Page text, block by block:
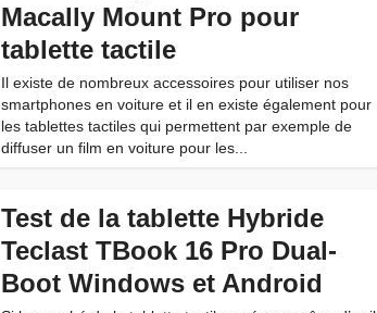
Macally Mount Pro pour
tablette tactile
Il existe de nombreux accessoires pour utiliser nos
smartphones en voiture et il en existe également pour
les tablettes tactiles qui permettent par exemple de
diffuser un film en voiture pour les...
Test de la tablette Hybride
Teclast TBook 16 Pro Dual-
Boot Windows et Android